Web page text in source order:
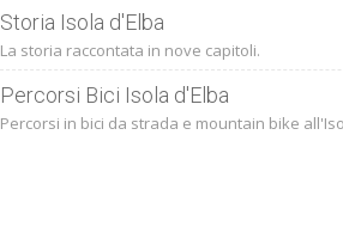
Storia Isola d'Elba
La storia raccontata in nove capitoli.
Percorsi Bici Isola d'Elba
Percorsi in bici da strada e mountain bike